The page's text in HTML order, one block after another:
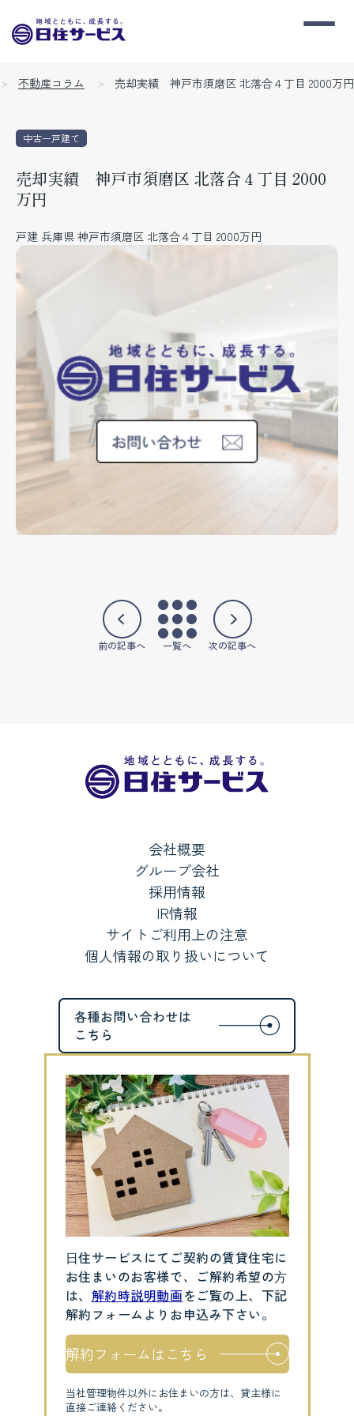
不動産コラム 売却実績 神戸市須磨区 北落合４丁目 2000万円
中古一戸建て
売却実績 神戸市須磨区 北落合４丁目 2000
万円
戸建 兵庫県 神戸市須磨区 北落合４丁目 2000万円
前の記事へ 一覧へ 次の記事へ
会社概要
グループ会社
採用情報
IR情報
サイトご利用上の注意
個人情報の取り扱いについて
⽇住サービスにてご契約の賃貸住宅に
お住まいのお客様で、ご解約希望の⽅
は、 解約時説明動画をご覧の上、下記
解約フォームよりお申込み下さい。
解約フォームはこちら
当社管理物件以外にお住まいの方は、貸主様に
直接ご連絡ください。